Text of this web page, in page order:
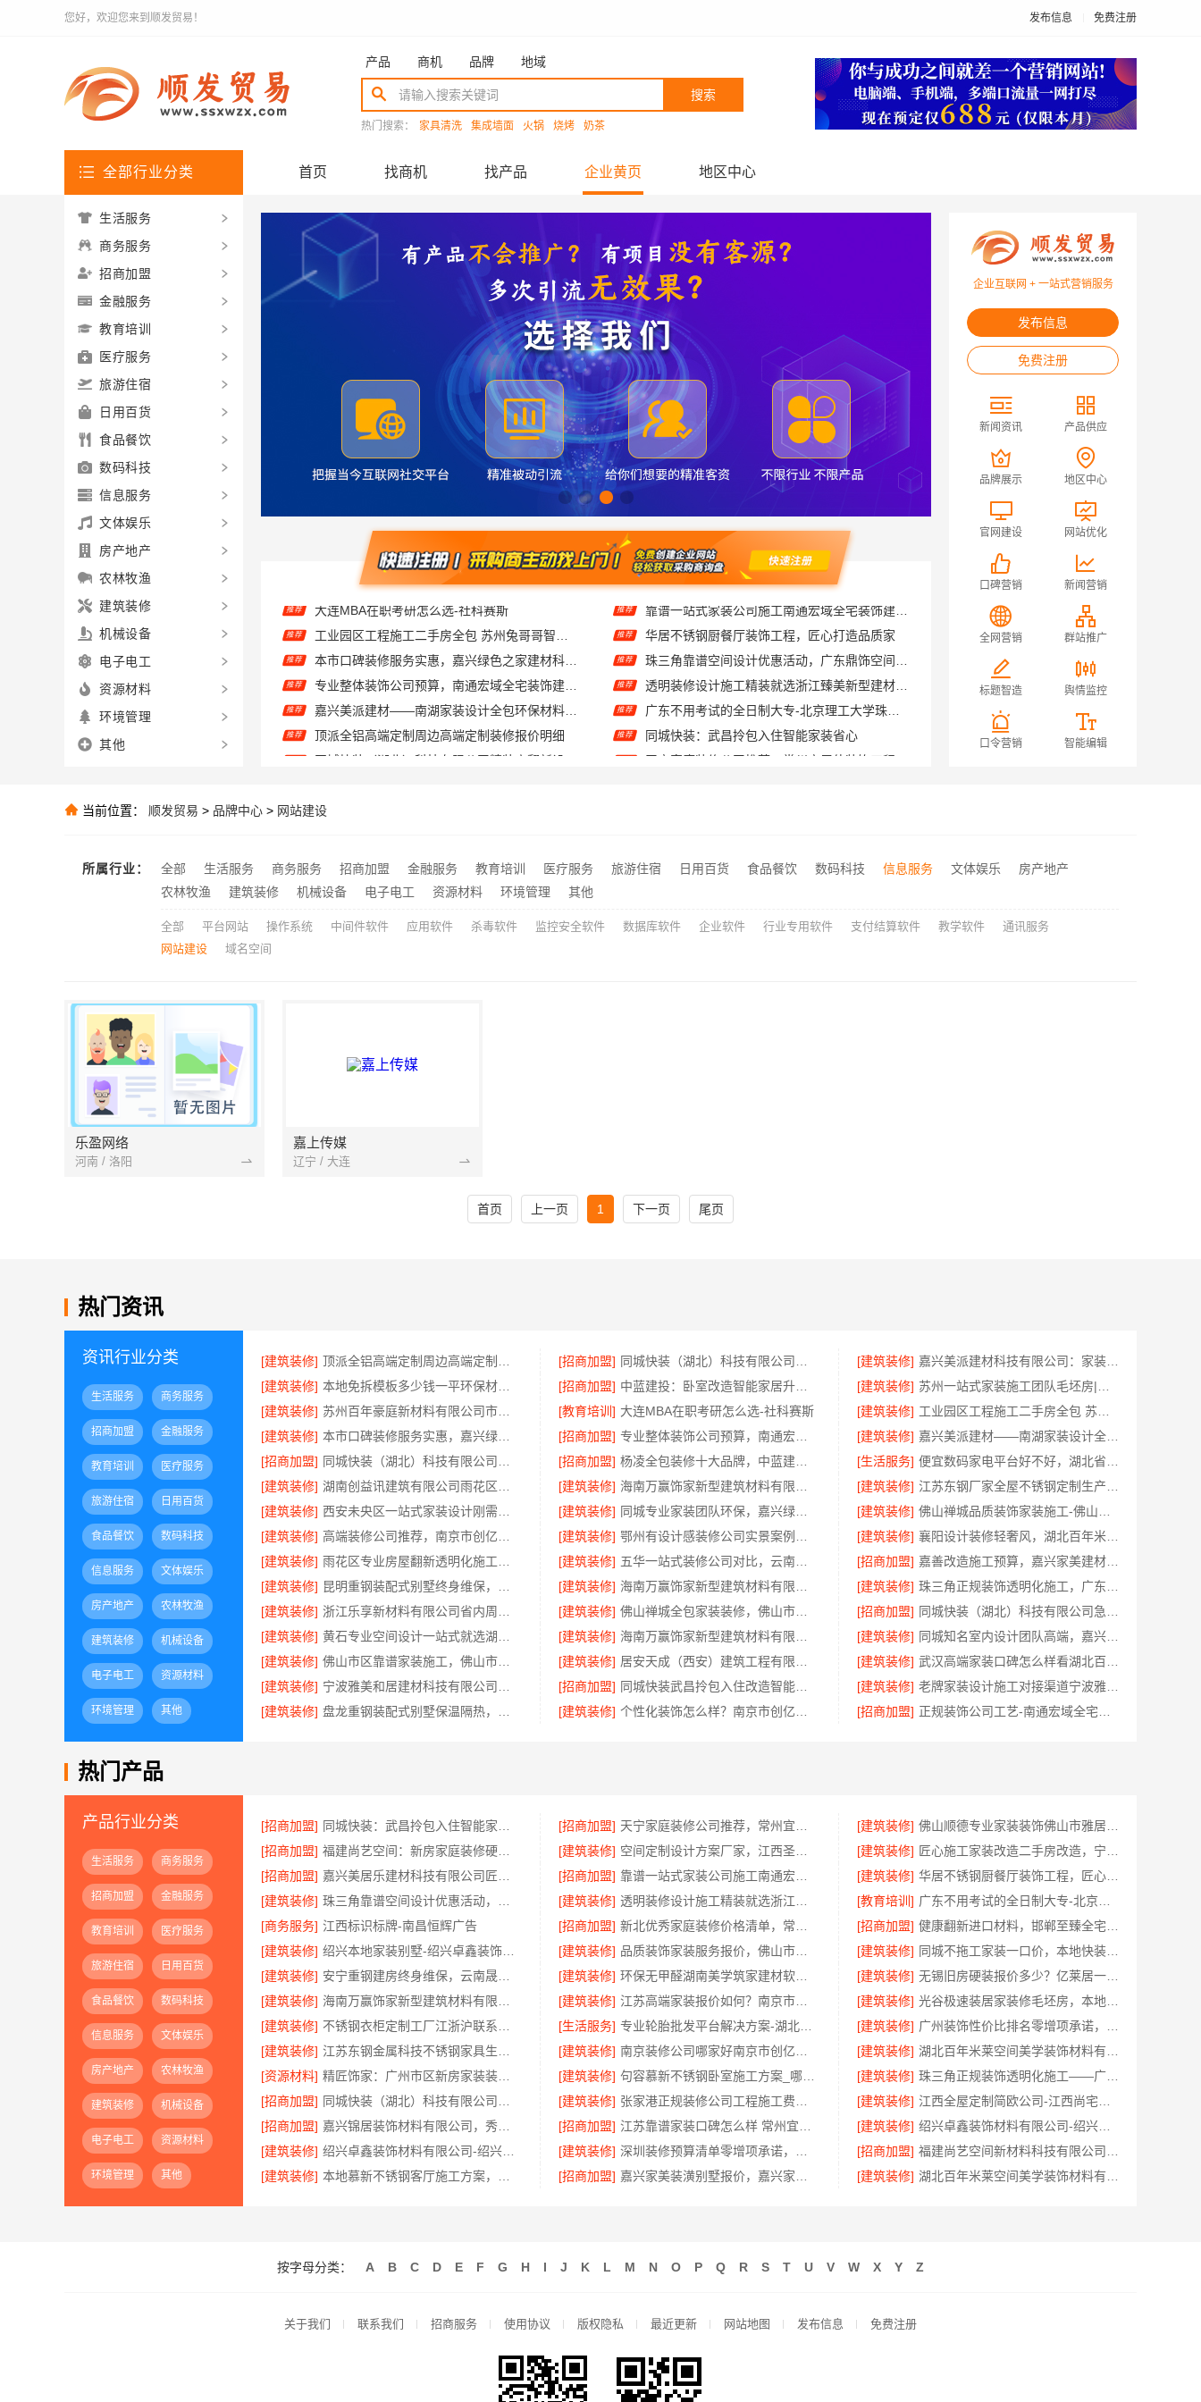
您好，欢迎您来到顺发贸易！ 发布信息 免费注册
产品 商机 品牌 地域
搜索
热门搜索： 家具清洗 集成墙面 火锅 烧烤 奶茶
全部行业分类 首页 找商机 找产品 企业黄页 地区中心
大连MBA在职考研怎么选-社科赛斯
推荐
推荐 本市口碑装修服务实惠，嘉兴绿色之家建材科技有限公司为您打造环保家园
推荐 专业整体装饰公司预算，南通宏域全宅装饰建材精确报价
推荐 嘉兴美派建材——南湖家装设计全包环保材料推荐
推荐 顶派全铝高端定制周边高端定制装修报价明细
推荐
推荐 中蓝建投：卧室改造智能家居升级无忧
推荐 苏州百年豪庭新材料有限公司市区专业家装装修多少钱
推荐 华居不锈钢厨餐厅装饰工程，匠心打造品质家
推荐
推荐 透明装修设计施工精装就选浙江臻美新型建材有限公司
推荐 广东不用考试的全日制大专-北京理工大学珠海学院继教院
推荐 同城快装：武昌拎包入住智能家装省心
推荐
推荐 嘉兴美居乐建材科技有限公司匠心施工
企业互联网 + 一站式营销服务
发布信息
免费注册
新闻资讯 产品供应
品牌展示 地区中心
官网建设 网站优化
口碑营销 新闻营销
全网营销 群站推广
标题智造 舆情监控
口令营销 智能编辑
生活服务
商务服务
招商加盟
金融服务
教育培训
医疗服务
旅游住宿
日用百货
食品餐饮
数码科技
信息服务
文体娱乐
房产地产
农林牧渔
建筑装修
机械设备
电子电工
资源材料
环境管理
其他
当前位置： 顺发贸易 > 品牌中心 > 网站建设
所属行业： 全部 生活服务 商务服务 招商加盟 金融服务 教育培训 医疗服务 旅游住宿 日用百货 食品餐饮 数码科技 信息服务 文体娱乐
房产地产
农林牧渔
建筑装修 机械设备 电子电工 资源材料 环境管理 其他
全部 平台网站 操作系统 中间件软件 应用软件 杀毒软件 监控安全软件 数据库软件 企业软件 行业专用软件 支付结算软件 教学软件
通讯服务
网站建设
域名空间
乐盈网络
河南 / 洛阳
嘉上传媒
辽宁 / 大连
首页 上一页 1 下一页 尾页
热门资讯
资讯行业分类
生活服务 商务服务
招商加盟 金融服务
教育培训 医疗服务
旅游住宿 日用百货
食品餐饮 数码科技
信息服务 文体娱乐
房产地产 农林牧渔
建筑装修 机械设备
电子电工 资源材料
环境管理 其他
[建筑装修] [招商加盟] [建筑装修]
嘉兴美派建材科技有限公司：家装装修环保材料靠谱商家
[建筑装修]
[招商加盟] [建筑装修]
[建筑装修]
[教育培训] 大连MBA在职考研怎么选-社科赛斯 [建筑装修]
工业园区工程施工二手房全包 苏州兔哥哥智装新材料
[建筑装修]
[招商加盟] [建筑装修]
嘉兴美派建材——南湖家装设计全包环保材料推荐
[招商加盟]
[招商加盟] [生活服务]
[建筑装修]
[建筑装修] [建筑装修]
[建筑装修]
[建筑装修] [建筑装修]
[建筑装修]
[建筑装修] [建筑装修]
襄阳设计装修轻奢风，湖北百年米莱空间美学装饰材料有限公司打造理想居所
[建筑装修]
[建筑装修] [招商加盟]
嘉善改造施工预算，嘉兴家美建材科技有限公司透明报价
[建筑装修]
[建筑装修] [建筑装修]
[建筑装修]
[建筑装修] [招商加盟]
[建筑装修]
[建筑装修] [建筑装修]
同城知名室内设计团队高端，嘉兴绿色之家建材科技有限公司定制美学
[建筑装修]
[建筑装修] [建筑装修]
[建筑装修]
[招商加盟] [建筑装修]
老牌家装设计施工对接渠道宁波雅美和居一站式
[建筑装修]
[建筑装修] [招商加盟]
热门产品
产品行业分类
生活服务 商务服务
招商加盟 金融服务
教育培训 医疗服务
旅游住宿 日用百货
食品餐饮 数码科技
信息服务 文体娱乐
房产地产 农林牧渔
建筑装修 机械设备
电子电工 资源材料
环境管理 其他
[招商加盟] [招商加盟] [建筑装修]
[招商加盟]
[建筑装修] [建筑装修]
[招商加盟]
[招商加盟] [建筑装修]
华居不锈钢厨餐厅装饰工程，匠心打造品质家
[建筑装修]
[建筑装修] [教育培训]
[商务服务] 江西标识标牌-南昌恒辉广告 [招商加盟] [招商加盟]
[建筑装修]
[建筑装修] [建筑装修]
同城不拖工家装一口价，本地快装（湖北）科技有限公司全程托管
[建筑装修]
[建筑装修] [建筑装修]
无锡旧房硬装报价多少？亿莱居一站式全包服务
[建筑装修]
[建筑装修] [建筑装修]
[建筑装修]
[生活服务] [建筑装修]
[建筑装修]
[建筑装修] [建筑装修]
[资源材料]
[建筑装修] [建筑装修]
珠三角正规装饰透明化施工——广东鼎饰空间装饰工程有限公司
[招商加盟]
[建筑装修] [建筑装修]
[招商加盟]
[招商加盟] [建筑装修]
绍兴卓鑫装饰材料有限公司-绍兴越城区高性价比家装环保材料
[建筑装修]
[建筑装修] [招商加盟]
[建筑装修]
[招商加盟] [建筑装修]
按字母分类： A B C D E F G H I J K L M N O P Q R S T U V W X Y Z
关于我们 联系我们 招商服务 使用协议 版权隐私 最近更新 网站地图 发布信息 免费注册